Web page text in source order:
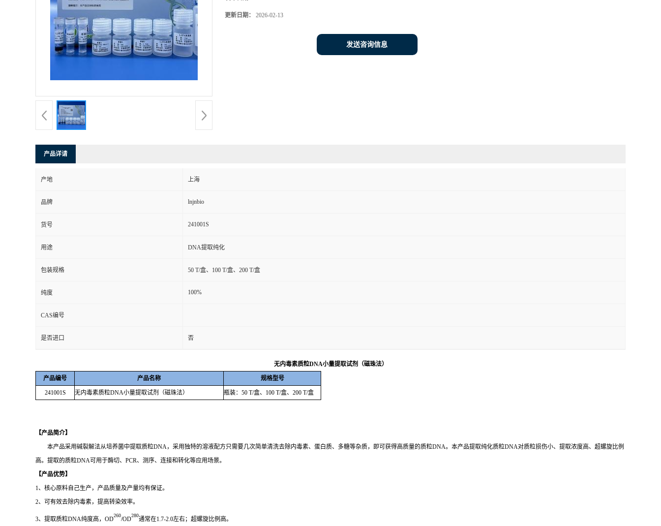
更新日期： 2026-02-13
发送咨询信息
产品详请
产地 上海
品牌 lnjnbio
货号 241001S
用途 DNA提取纯化
包装规格 50 T/盒、100 T/盒、200 T/盒
纯度 100%
CAS编号
是否进口 否
无内毒素质粒DNA小量提取试剂（磁珠法）
产品编号 产品名称 规格型号
241001S 无内毒素质粒DNA小量提取试剂（磁珠法） 瓶装： 50 T/盒、 100 T/盒、 200 T/盒
【产品简介】
本产品采用碱裂解法从培养菌中提取质粒DNA，采用独特的溶液配方只需要几次简单清洗去除内毒素、蛋白质、多糖等杂质，即可获得高质量的质粒DNA。本产品提取纯化质粒DNA对质粒损伤小、提取浓度高、超螺旋比例
高。提取的质粒DNA可用于酶切、PCR、测序、连接和转化等应用场景。
【产品优势】
1、核心原料自己生产，产品质量及产量均有保证。
2、可有效去除内毒素，提高转染效率。
3、提取质粒DNA纯度高，OD
260
/OD
280
通常在1.7-2.0左右；超螺旋比例高。